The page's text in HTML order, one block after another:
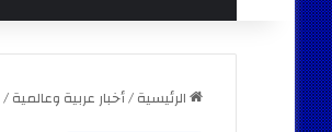
الرئيسية/أخبار عربية وعالمية/